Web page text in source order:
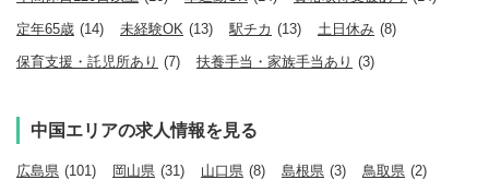
定年65歳 (14) 未経験OK (13) 駅チカ (13) 土日休み (8)
保育支援・託児所あり (7) 扶養手当・家族手当あり (3)
中国エリアの求人情報を見る
広島県 (101) 岡山県 (31) 山口県 (8) 島根県 (3) 鳥取県 (2)